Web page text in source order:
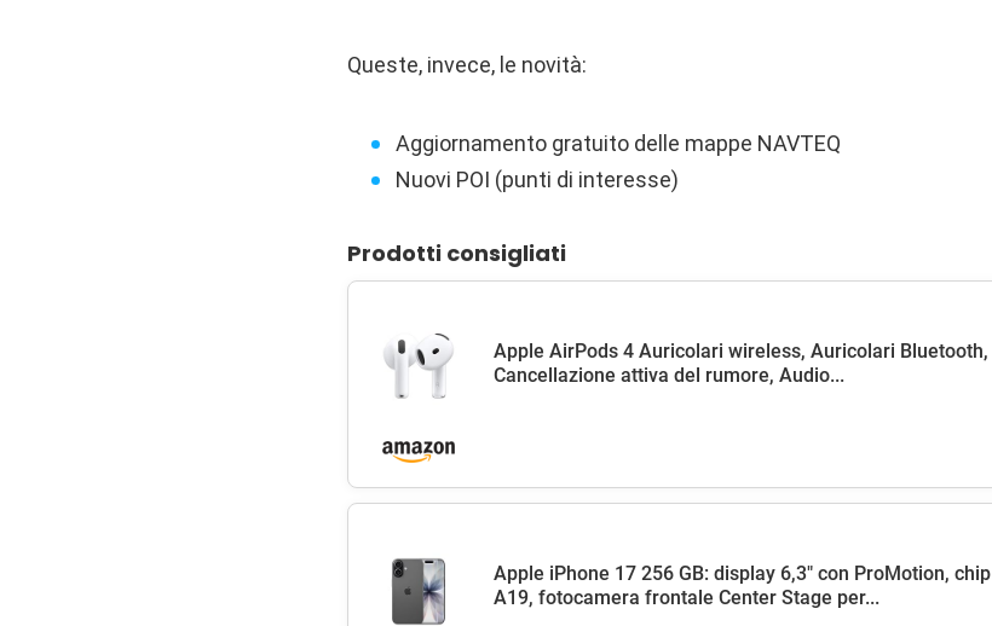
Queste, invece, le novità:
Aggiornamento gratuito delle mappe NAVTEQ
Nuovi POI (punti di interesse)
Prodotti consigliati
Apple AirPods 4 Auricolari wireless, Auricolari Bluetooth,
Cancellazione attiva del rumore, Audio...
Apple iPhone 17 256 GB: display 6,3" con ProMotion, chip
A19, fotocamera frontale Center Stage per...